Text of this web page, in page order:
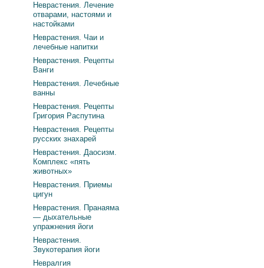
Неврастения. Лечение
отварами, настоями и
настойками
Неврастения. Чаи и
лечебные напитки
Неврастения. Рецепты
Ванги
Неврастения. Лечебные
ванны
Неврастения. Рецепты
Григория Распутина
Неврастения. Рецепты
русских знахарей
Неврастения. Даосизм.
Комплекс «пять
животных»
Неврастения. Приемы
цигун
Неврастения. Пранаяма
— дыхательные
упражнения йоги
Неврастения.
Звукотерапия йоги
Невралгия